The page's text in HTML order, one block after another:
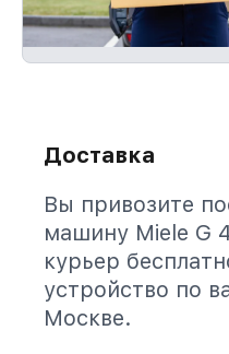
Доставка
Вы привозите
машину Miele G
курьер
устройство по
Москве.